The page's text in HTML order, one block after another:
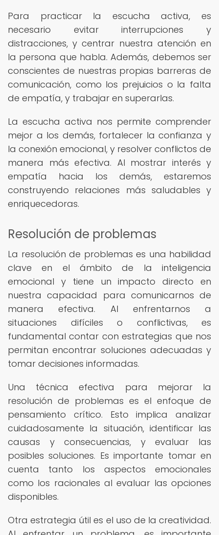
Para practicar la escucha activa, es
necesario evitar interrupciones y
distracciones, y centrar nuestra atención en
la persona que habla. Además, debemos ser
conscientes de nuestras propias barreras de
comunicación, como los prejuicios o la falta
de empatía, y trabajar en superarlas.
La escucha activa nos permite comprender
mejor a los demás, fortalecer la confianza y
la conexión emocional, y resolver conflictos de
manera más efectiva. Al mostrar interés y
empatía hacia los demás, estaremos
construyendo relaciones más saludables y
enriquecedoras.
Resolución de problemas
La resolución de problemas es una habilidad
clave en el ámbito de la inteligencia
emocional y tiene un impacto directo en
nuestra capacidad para comunicarnos de
manera efectiva. Al enfrentarnos a
situaciones difíciles o conflictivas, es
fundamental contar con estrategias que nos
permitan encontrar soluciones adecuadas y
tomar decisiones informadas.
Una técnica efectiva para mejorar la
resolución de problemas es el enfoque de
pensamiento crítico. Esto implica analizar
cuidadosamente la situación, identificar las
causas y consecuencias, y evaluar las
posibles soluciones. Es importante tomar en
cuenta tanto los aspectos emocionales
como los racionales al evaluar las opciones
disponibles.
Otra estrategia útil es el uso de la creatividad.